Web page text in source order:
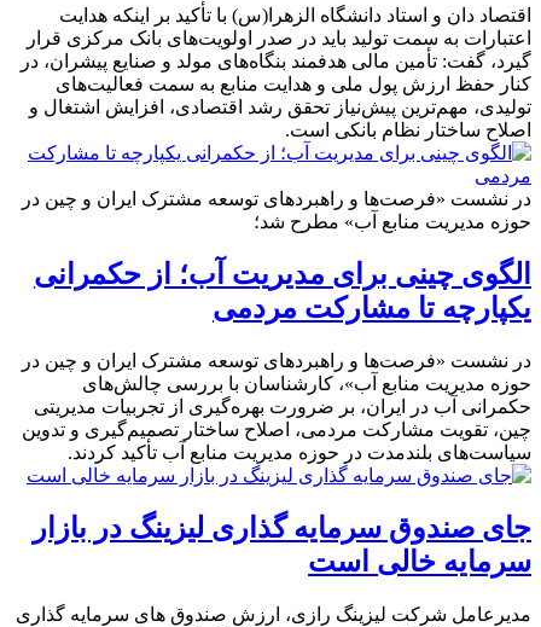
اقتصاد دان و استاد دانشگاه الزهرا(س) با تأکید بر اینکه هدایت
اعتبارات به سمت تولید باید در صدر اولویت‌های بانک مرکزی قرار
گیرد، گفت: تأمین مالی هدفمند بنگاه‌های مولد و صنایع پیشران، در
کنار حفظ ارزش پول ملی و هدایت منابع به سمت فعالیت‌های
تولیدی، مهم‌ترین پیش‌نیاز تحقق رشد اقتصادی، افزایش اشتغال و
اصلاح ساختار نظام بانکی است.
در نشست «فرصت‌ها و راهبردهای توسعه مشترک ایران و چین در
حوزه مدیریت منابع آب» مطرح شد؛
الگوی چینی برای مدیریت آب؛ از حکمرانی
یکپارچه تا مشارکت مردمی
در نشست «فرصت‌ها و راهبردهای توسعه مشترک ایران و چین در
حوزه مدیریت منابع آب»، کارشناسان با بررسی چالش‌های
حکمرانی آب در ایران، بر ضرورت بهره‌گیری از تجربیات مدیریتی
چین، تقویت مشارکت مردمی، اصلاح ساختار تصمیم‌گیری و تدوین
سیاست‌های بلندمدت در حوزه مدیریت منابع آب تأکید کردند.
جای صندوق سرمایه گذاری لیزینگ در بازار
سرمایه خالی است
مدیرعامل شرکت لیزینگ رازی، ارزش صندوق های سرمایه گذاری